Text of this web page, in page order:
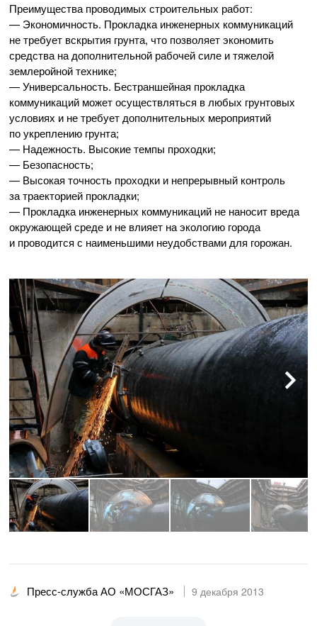
Преимущества проводимых строительных работ:
— Экономичность. Прокладка инженерных коммуникаций
не требует вскрытия грунта, что позволяет экономить
средства на дополнительной рабочей силе и тяжелой
землеройной технике;
— Универсальность. Бестраншейная прокладка
коммуникаций может осуществляться в любых грунтовых
условиях и не требует дополнительных мероприятий
по укреплению грунта;
— Надежность. Высокие темпы проходки;
— Безопасность;
— Высокая точность проходки и непрерывный контроль
за траекторией прокладки;
— Прокладка инженерных коммуникаций не наносит вреда
окружающей среде и не влияет на экологию города
и проводится с наименьшими неудобствами для горожан.
Пресс-служба АО «МОСГАЗ» 9 декабря 2013